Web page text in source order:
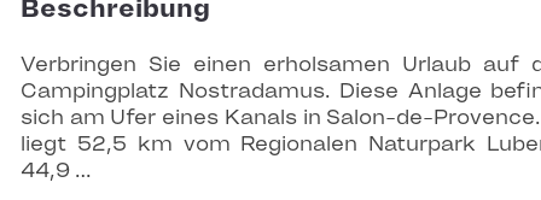
Beschreibung
Verbringen Sie einen erholsamen Urlaub auf
Campingplatz Nostradamus. Diese Anlage
sich am Ufer eines Kanals in Salon-de-
liegt 52,5 km vom Regionalen Naturpark
44,9 …